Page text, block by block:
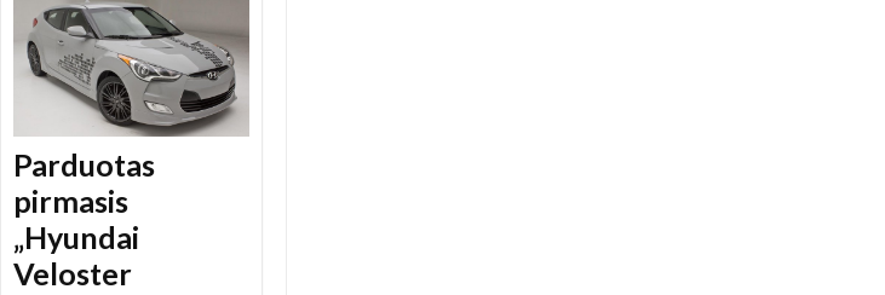
Parduotas
pirmasis
„Hyundai
Veloster